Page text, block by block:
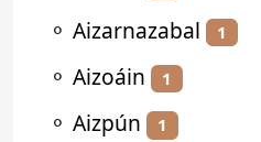
⚬ Aizarnazabal 1
⚬ Aizoáin 1
⚬ Aizpún 1